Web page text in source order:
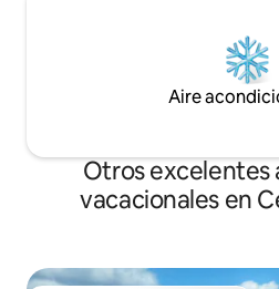
Aire
Otros excelentes
vacacionales en